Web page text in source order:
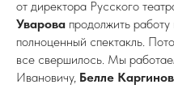
от директора Русского
Уварова продолжить
полноценный спектакль.
все свершилось. Мы
Ивановичу, Белле